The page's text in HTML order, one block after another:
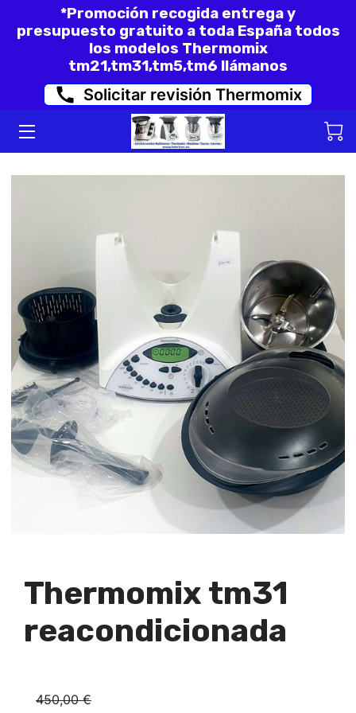
*Promoción recogida entrega y
presupuesto gratuito a toda España todos
los modelos Thermomix
tm21,tm31,tm5,tm6 llámanos
Solicitar revisión Thermomix
FORMULARIO PARA REVISAR SU
THERMOMIX O KOBOLD
THERMOMIX REACONDICIONADAS
OPINIONES DE CLIENTES
Thermomix tm31
reacondicionada
450,00 €